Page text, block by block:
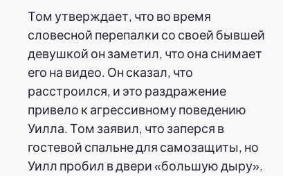
Том утверждает, что во время
словесной перепалки со своей бывшей
девушкой он заметил, что она снимает
его на видео. Он сказал, что
расстроился, и это раздражение
привело к агрессивному поведению
Уилла. Том заявил, что заперся в
гостевой спальне для самозащиты, но
Уилл пробил в двери «большую дыру».